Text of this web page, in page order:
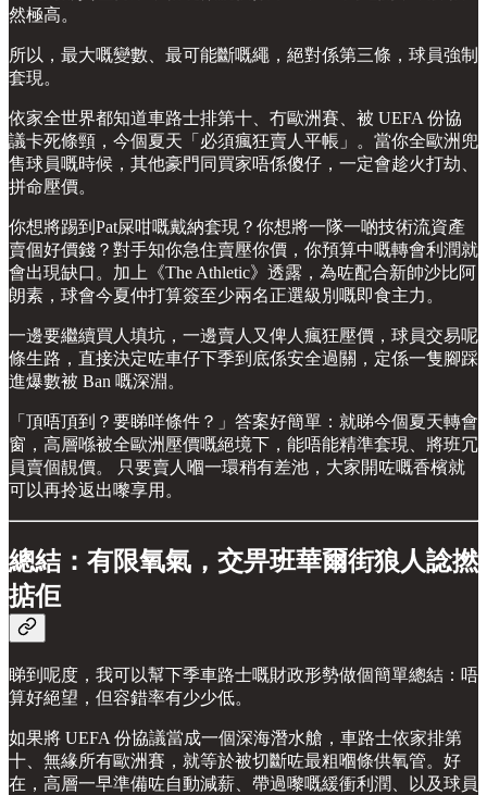
然極高。
所以，最大嘅變數、最可能斷嘅繩，絕對係第三條，球員強制
套現。
依家全世界都知道車路士排第十、冇歐洲賽、被 UEFA 份協
議卡死條頸，今個夏天「必須瘋狂賣人平帳」。當你全歐洲兜
售球員嘅時候，其他豪門同買家唔係傻仔，一定會趁火打劫、
拼命壓價。
你想將踢到Pat屎咁嘅戴納套現？你想將一隊一啲技術流資產
賣個好價錢？對手知你急住賣壓你價，你預算中嘅轉會利潤就
會出現缺口。加上《The Athletic》透露，為咗配合新帥沙比阿
朗素，球會今夏仲打算簽至少兩名正選級別嘅即食主力。
一邊要繼續買人填坑，一邊賣人又俾人瘋狂壓價，球員交易呢
條生路，直接決定咗車仔下季到底係安全過關，定係一隻腳踩
進爆數被 Ban 嘅深淵。
「頂唔頂到？要睇咩條件？」答案好簡單：就睇今個夏天轉會
窗，高層喺被全歐洲壓價嘅絕境下，能唔能精準套現、將班冗
員賣個靚價。 只要賣人嗰一環稍有差池，大家開咗嘅香檳就
可以再拎返出嚟享用。
總結：有限氧氣，交畀班華爾街狼人諗撚
掂佢
睇到呢度，我可以幫下季車路士嘅財政形勢做個簡單總結：唔
算好絕望，但容錯率有少少低。
如果將 UEFA 份協議當成一個深海潛水艙，車路士依家排第
十、無緣所有歐洲賽，就等於被切斷咗最粗嗰條供氧管。好
在，高層一早準備咗自動減薪、帶過嚟嘅緩衝利潤、以及球員